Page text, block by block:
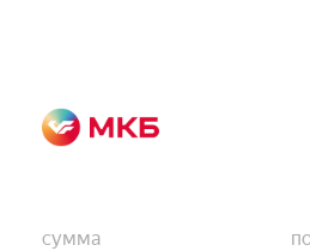
сумма